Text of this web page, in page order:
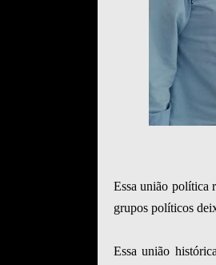
Essa união política
grupos políticos
Essa união